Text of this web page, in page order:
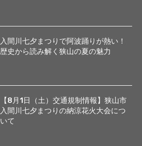
入間川七夕まつりで阿波踊りが熱い！
歴史から読み解く狭山の夏の魅力
【8月1日（土）交通規制情報】狭山市
入間川七夕まつりの納涼花火大会につ
いて